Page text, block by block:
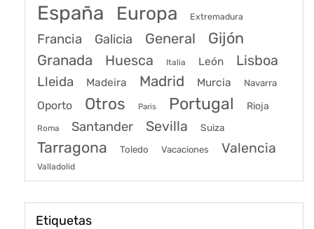
España Europa Extremadura
Francia Galicia General Gijón
Granada Huesca Italia León Lisboa
Lleida Madeira Madrid Murcia Navarra
Oporto Otros Paris Portugal Rioja
Roma Santander Sevilla Suiza
Tarragona Toledo Vacaciones Valencia
Valladolid
Etiquetas